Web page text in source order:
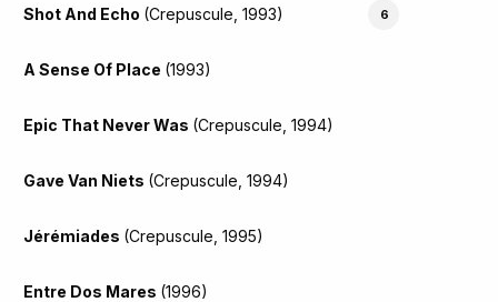
Shot And Echo (Crepuscule, 1993) 6
A Sense Of Place (1993)
Epic That Never Was (Crepuscule, 1994)
Gave Van Niets (Crepuscule, 1994)
Jérémiades (Crepuscule, 1995)
Entre Dos Mares (1996)